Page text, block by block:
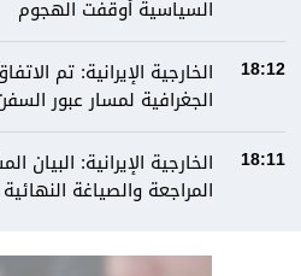
السياسية أوقفت الهجوم
18:12
الخارجية الإيرانية: تم
الجغرافية لمسار عبور
18:11
الخارجية الإيرانية:
المراجعة والصياغة